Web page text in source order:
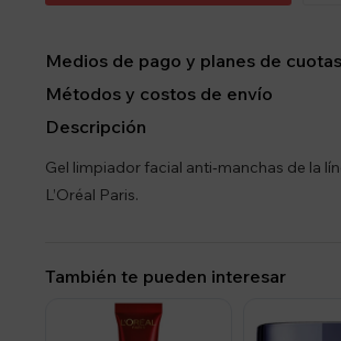
Medios de pago y planes de cuotas
Métodos y costos de envío
Descripción
Gel limpiador facial anti‑manchas de la
L’Oréal Paris.
También te pueden interesar